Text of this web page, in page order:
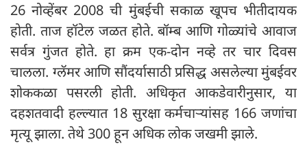
26 नोव्हेंबर 2008 ची मुंबईची सकाळ खूपच भीतीदायक
होती. ताज हॉटेल जळत होते. बॉम्ब आणि गोळ्यांचे आवाज
सर्वत्र गुंजत होते. हा क्रम एक-दोन नव्हे तर चार दिवस
चालला. ग्लॅमर आणि सौंदर्यासाठी प्रसिद्ध असलेल्या मुंबईवर
शोककळा पसरली होती. अधिकृत आकडेवारीनुसार, या
दहशतवादी हल्ल्यात 18 सुरक्षा कर्मचाऱ्यांसह 166 जणांचा
मृत्यू झाला. तेथे 300 हून अधिक लोक जखमी झाले.